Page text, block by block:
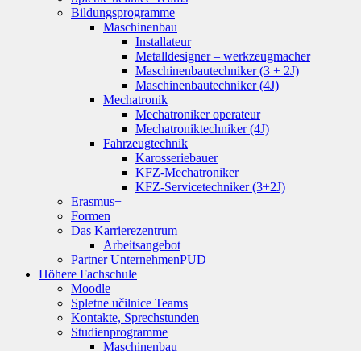
Bildungsprogramme
Maschinenbau
Installateur
Metalldesigner – werkzeugmacher
Maschinenbautechniker (3 + 2J)
Maschinenbautechniker (4J)
Mechatronik
Mechatroniker operateur
Mechatroniktechniker (4J)
Fahrzeugtechnik
Karosseriebauer
KFZ-Mechatroniker
KFZ-Servicetechniker (3+2J)
Erasmus+
Formen
Das Karrierezentrum
Arbeitsangebot
Partner UnternehmenPUD
Höhere Fachschule
Moodle
Spletne učilnice Teams
Kontakte, Sprechstunden
Studienprogramme
Maschinenbau